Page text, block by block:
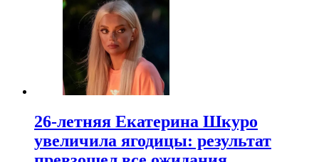
26-летняя Екатерина Шкуро
увеличила ягодицы: результат